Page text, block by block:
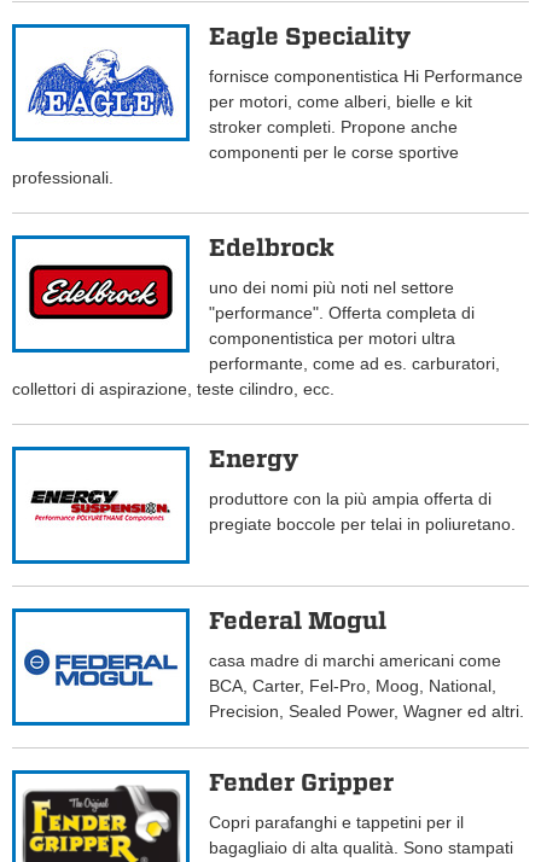
Eagle Speciality
fornisce componentistica Hi Performance
per motori, come alberi, bielle e kit
stroker completi. Propone anche
componenti per le corse sportive
professionali.
Edelbrock
uno dei nomi più noti nel settore
"performance". Offerta completa di
componentistica per motori ultra
performante, come ad es. carburatori,
collettori di aspirazione, teste cilindro, ecc.
Energy
produttore con la più ampia offerta di
pregiate boccole per telai in poliuretano.
Federal Mogul
casa madre di marchi americani come
BCA, Carter, Fel-Pro, Moog, National,
Precision, Sealed Power, Wagner ed altri.
Fender Gripper
Copri parafanghi e tappetini per il
bagagliaio di alta qualità. Sono stampati